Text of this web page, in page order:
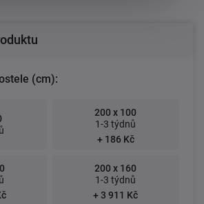
(cm):
200 x 100
1-3 týdnů
+ 186 Kč
200 x 160
1-3 týdnů
+ 3 911 Kč